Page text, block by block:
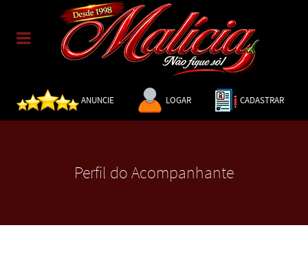
ANUNCIE LOGAR CADASTRAR
Perfil do Acompanhante